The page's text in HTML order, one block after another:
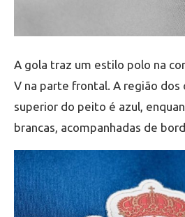
A gola traz um estilo polo na
V na parte frontal. A região dos
superior do peito é azul,
brancas, acompanhadas de